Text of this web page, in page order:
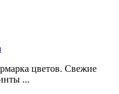
цветов. Свежие
...